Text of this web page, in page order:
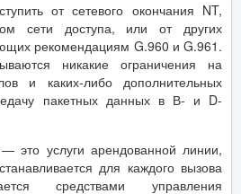
от сетевого окончания NT,
сети доступа, или от других
рекомендациям G.960 и G.961.
никакие ограничения на
и каких-либо дополнительных
пакетных данных в В- и D-
это услуги арендованной линии,
для каждого вызова
средствами управления